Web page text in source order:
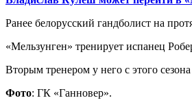
Ранее белорусский гандболист на
«Мельзунген» тренирует испанец
Вторым тренером у него с этого
Фото: ГК «Ганновер».